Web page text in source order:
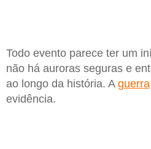
Todo evento parece ter um
não há auroras seguras e
ao longo da história. A guerra
evidência.